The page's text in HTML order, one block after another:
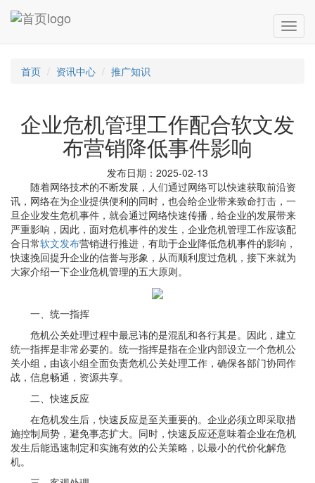
首页 资讯中心 推广知识
企业危机管理工作配合软文发
布营销降低事件影响
发布日期：2025-02-13
随着网络技术的不断发展，人们通过网络可以快速获取前沿资
讯，网络在为企业提供便利的同时，也会给企业带来致命打击，一
旦企业发生危机事件，就会通过网络快速传播，给企业的发展带来
严重影响，因此，面对危机事件的发生，企业危机管理工作应该配
合日常软文发布营销进行推进，有助于企业降低危机事件的影响，
快速挽回提升企业的信誉与形象，从而顺利度过危机，接下来就为
大家介绍一下企业危机管理的五大原则。
一、统一指挥
危机公关处理过程中最忌讳的是混乱和各行其是。因此，建立
统一指挥是非常必要的。统一指挥是指在企业内部设立一个危机公
关小组，由该小组全面负责危机公关处理工作，确保各部门协同作
战，信息畅通，资源共享。
二、快速反应
在危机发生后，快速反应是至关重要的。企业必须立即采取措
施控制局势，避免事态扩大。同时，快速反应还意味着企业在危机
发生后能迅速制定和实施有效的公关策略，以最小的代价化解危
机。